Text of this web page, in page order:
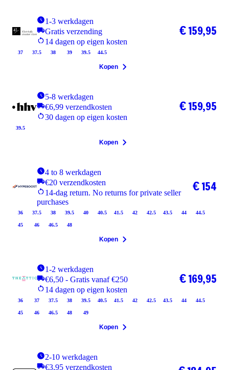
1-3 werkdagen
Gratis verzending
14 dagen op eigen kosten
37 37.5 38 39 39.5 44.5
€ 159,95
Kopen
5-8 werkdagen
€6,99 verzendkosten
30 dagen op eigen kosten
39.5
€ 159,95
Kopen
4 to 8 werkdagen
€20 verzendkosten
14-dag return. No returns for private seller
purchases
36 37.5 38 39.5 40 40.5 41.5 42 42.5 43.5 44 44.5
45 46 46.5 48
€ 154
Kopen
1-2 werkdagen
€6,50 - Gratis vanaf €250
14 dagen op eigen kosten
36 37 37.5 38 39.5 40.5 41.5 42 42.5 43.5 44 44.5
45 46 46.5 48 49
€ 169,95
Kopen
2-10 werkdagen
€3,95 verzendkosten